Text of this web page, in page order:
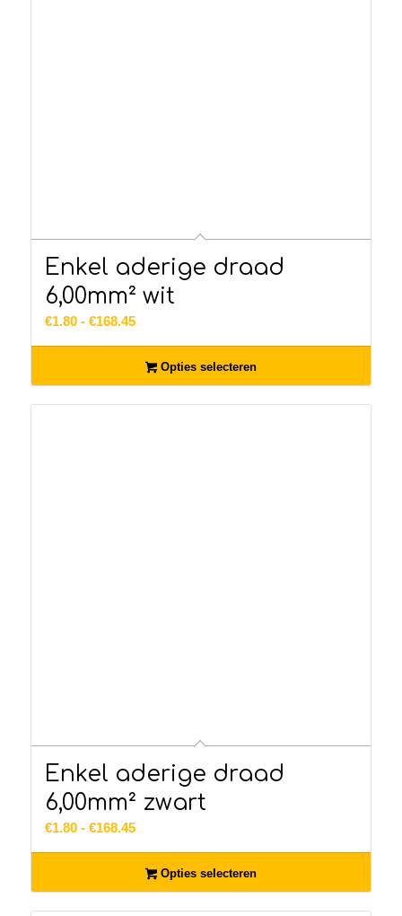
Enkel aderige draad
6,00mm² wit
€1.80 - €168.45Prijsklasse:
tot
€168.45
Opties selecteren
Enkel aderige draad
6,00mm² zwart
€1.80 - €168.45Prijsklasse:
tot
€168.45
Opties selecteren